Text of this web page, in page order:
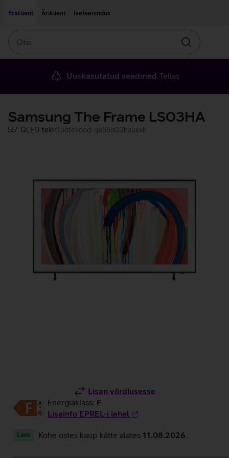
Eraklient
Äriklient Iseteenindus
Otsin
Uuskasutatud seadmed Telias
Samsung The Frame LS03HA
55'' QLED-telerTootekood: qe55ls03hauxxh
Lisan võrdlusesse
Energiaklass: F
Lisainfo EPREL-i lehel
Laos Kohe ostes kaup kätte alates 11.08.2026